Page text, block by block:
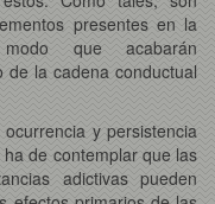
presentes en la
que acabarán
de la cadena conductual
y persistencia
de contemplar que las
adictivas pueden